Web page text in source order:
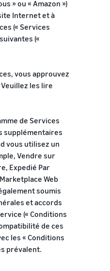
» ou « Amazon »)
Internet et à
(« Services
(«
vous approuvez
les lire
de Services
supplémentaires
vous utilisez un
Vendre sur
Expedié Par
Web
soumis
et accords
(« Conditions
de ces
les « Conditions
prévalent.